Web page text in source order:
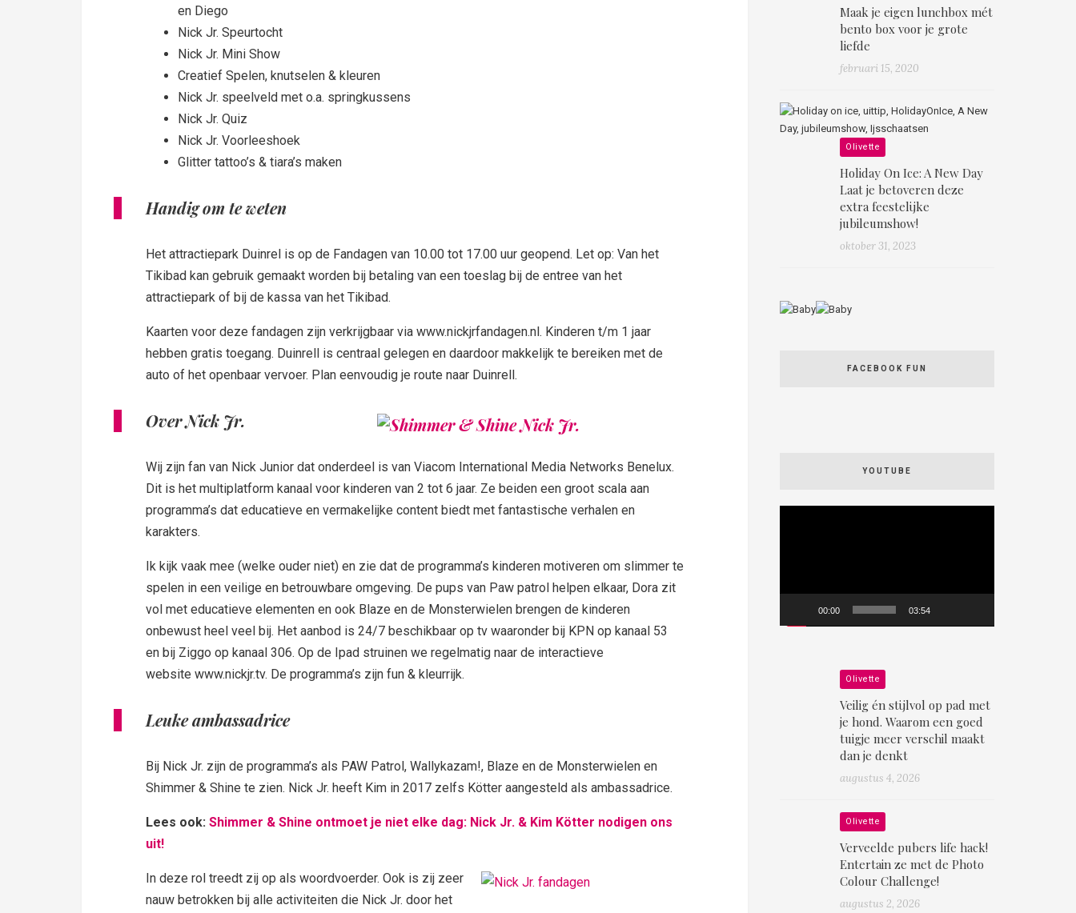
en Diego
Nick Jr. Speurtocht
Nick Jr. Mini Show
Creatief Spelen, knutselen & kleuren
Nick Jr. speelveld met o.a. springkussens
Nick Jr. Quiz
Nick Jr. Voorleeshoek
Glitter tattoo’s & tiara’s maken
Handig om te weten
Het attractiepark Duinrel is op de Fandagen van 10.00 tot 17.00 uur geopend. Let op: Van het
Tikibad kan gebruik gemaakt worden bij betaling van een toeslag bij de entree van het
attractiepark of bij de kassa van het Tikibad.
Kaarten voor deze fandagen zijn verkrijgbaar via www.nickjrfandagen.nl. Kinderen t/m 1 jaar
hebben gratis toegang. Duinrell is centraal gelegen en daardoor makkelijk te bereiken met de
auto of het openbaar vervoer. Plan eenvoudig je route naar Duinrell.
Over Nick Jr.
Wij zijn fan van Nick Junior dat onderdeel is van Viacom International Media Networks Benelux.
Dit is het multiplatform kanaal voor kinderen van 2 tot 6 jaar. Ze beiden een groot scala aan
programma’s dat educatieve en vermakelijke content biedt met fantastische verhalen en
karakters.
Ik kijk vaak mee (welke ouder niet) en zie dat de programma’s kinderen motiveren om slimmer te
spelen in een veilige en betrouwbare omgeving. De pups van Paw patrol helpen elkaar, Dora zit
vol met educatieve elementen en ook Blaze en de Monsterwielen brengen de kinderen
onbewust heel veel bij. Het aanbod is 24/7 beschikbaar op tv waaronder bij KPN op kanaal 53
en bij Ziggo op kanaal 306. Op de Ipad struinen we regelmatig naar de interactieve
website www.nickjr.tv. De programma’s zijn fun & kleurrijk.
Leuke ambassadrice
Bij Nick Jr. zijn de programma’s als PAW Patrol, Wallykazam!, Blaze en de Monsterwielen en
Shimmer & Shine te zien. Nick Jr. heeft Kim in 2017 zelfs Kötter aangesteld als ambassadrice.
Lees ook: Shimmer & Shine ontmoet je niet elke dag: Nick Jr. & Kim Kötter nodigen ons
uit!
In deze rol treedt zij op als woordvoerder. Ook is zij zeer
nauw betrokken bij alle activiteiten die Nick Jr. door het
Maak je eigen lunchbox mét
bento box voor je grote
liefde
februari 15, 2020
Olivette
Holiday On Ice: A New Day
Laat je betoveren deze
extra feestelijke
jubileumshow!
oktober 31, 2023
FACEBOOK FUN
YOUTUBE
00:00 03:54
Olivette
Veilig én stijlvol op pad met
je hond. Waarom een goed
tuigje meer verschil maakt
dan je denkt
augustus 4, 2026
Olivette
Verveelde pubers life hack!
Entertain ze met de Photo
Colour Challenge!
augustus 2, 2026